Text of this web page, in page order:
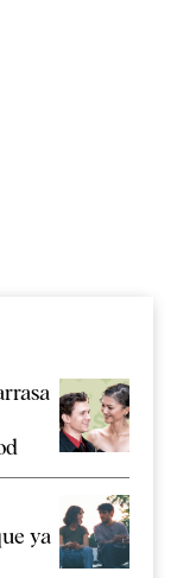
ya